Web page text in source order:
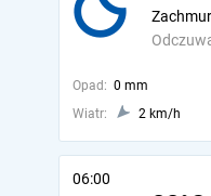
Opad: 0 mm
Wiatr:
2 km/h
06:00